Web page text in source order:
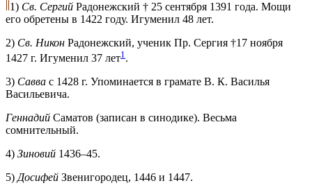
1) Св. Сергий Радонежский † 25 сентября 1391 года. Мощи
его обретены в 1422 году. Игуменил 48 лет.
2) Св. Никон Радонежский, ученик Пр. Сергия †17 ноября
1427 г. Игуменил 37 лет1.
3) Савва с 1428 г. Упоминается в грамате В. К. Василья
Васильевича.
Геннадий Саматов (записан в синодике). Весьма
сомнительный.
4) Зиновий 1436–45.
5)Досифей Звенигородец, 1446 и 1447.